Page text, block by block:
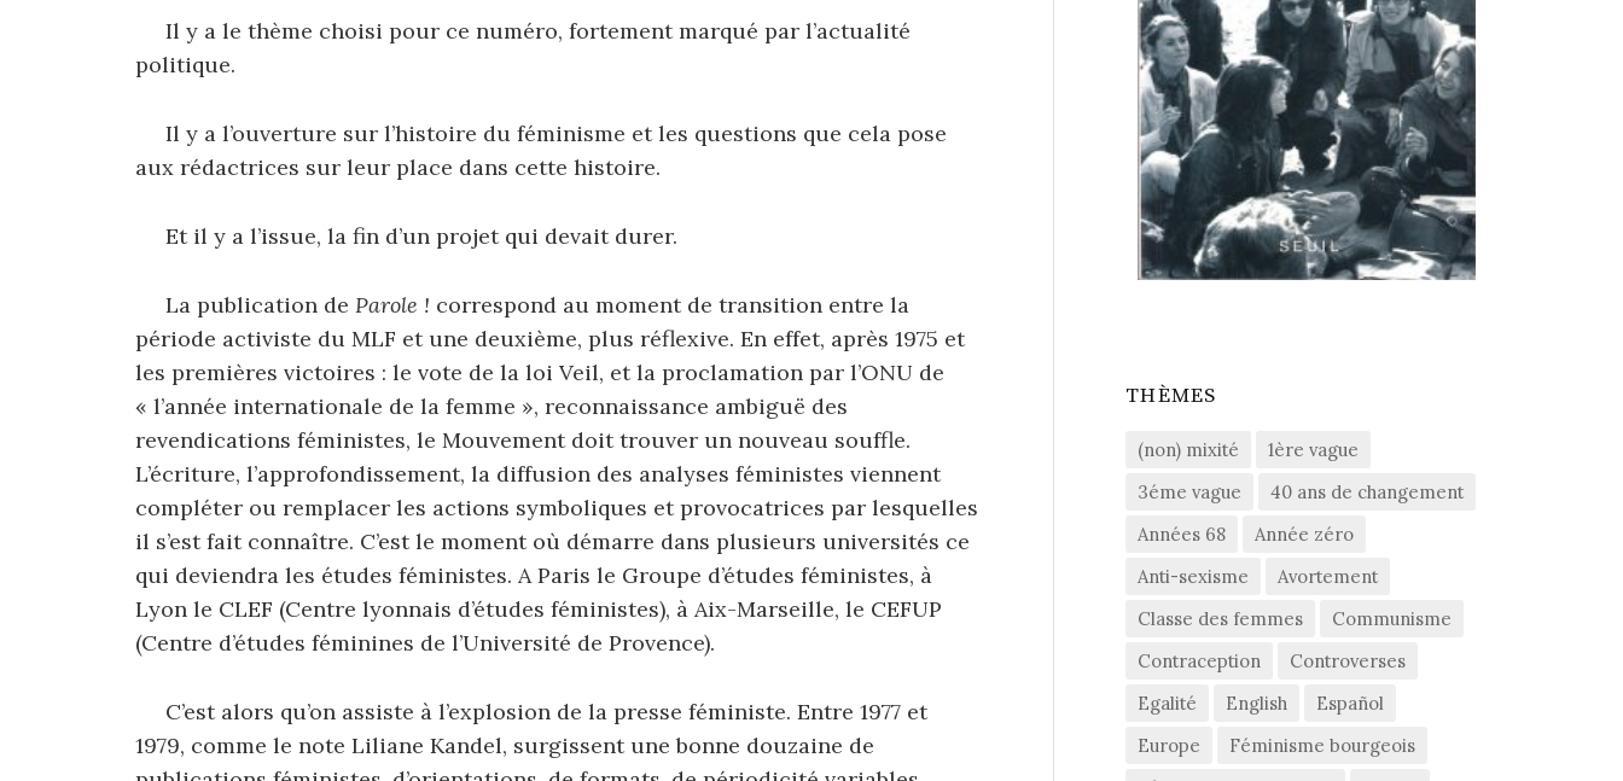
Il y a le thème choisi pour ce numéro, fortement marqué par l’actualité
politique.
Il y a l’ouverture sur l’histoire du féminisme et les questions que cela pose
aux rédactrices sur leur place dans cette histoire.
Et il y a l’issue, la fin d’un projet qui devait durer.
La publication de Parole ! correspond au moment de transition entre la
période activiste du MLF et une deuxième, plus réflexive. En effet, après 1975 et
les premières victoires : le vote de la loi Veil, et la proclamation par l’ONU de
« l’année internationale de la femme », reconnaissance ambiguë des
revendications féministes, le Mouvement doit trouver un nouveau souffle.
L’écriture, l’approfondissement, la diffusion des analyses féministes viennent
compléter ou remplacer les actions symboliques et provocatrices par lesquelles
il s’est fait connaître. C’est le moment où démarre dans plusieurs universités ce
qui deviendra les études féministes. A Paris le Groupe d’études féministes, à
Lyon le CLEF (Centre lyonnais d’études féministes), à Aix-Marseille, le CEFUP
(Centre d’études féminines de l’Université de Provence).
C’est alors qu’on assiste à l’explosion de la presse féministe. Entre 1977 et
1979, comme le note Liliane Kandel, surgissent une bonne douzaine de
THÈMES
(non) mixité
1ère vague
3éme vague
40 ans de changement
Années 68
Année zéro
Anti-sexisme
Avortement
Classe des femmes
Communisme
Contraception
Controverses
Egalité
English
Español
Europe
Féminisme bourgeois